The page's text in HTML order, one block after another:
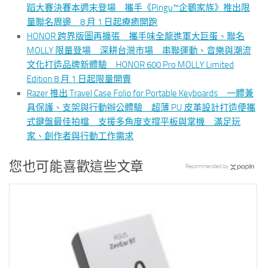
蹈大賽決賽本週末登場 攜手《Pingu™企鵝家族》推出限
量聯名周邊 8 月 1 日起療癒開跑
HONOR 跨界版圖再擴張 攜手味全龍進軍大巨蛋、聯名
MOLLY 限量登場 深耕台灣市場 串聯運動、音樂與潮流
文化打造品牌新體驗 HONOR 600 Pro MOLLY Limited
Edition 8 月 1 日起限量開賣
Razer 推出 Travel Case Folio for Portable Keyboards 一體兼
具保護、支架與行動辦公體驗 超薄 PU 皮革設計打造便攜
式鍵盤最佳拍檔 支援多角度支撐平板與掌機 滿足玩
家、創作者與行動工作需求
您也可能喜歡這些文章 Recommended by